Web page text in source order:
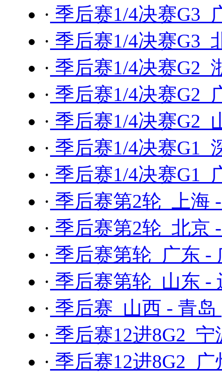
· 季后赛1/4决赛G3
· 季后赛1/4决赛G3
· 季后赛1/4决赛G2
· 季后赛1/4决赛G2
· 季后赛1/4决赛G2
· 季后赛1/4决赛G1
· 季后赛1/4决赛G1
· 季后赛第2轮 上海
· 季后赛第2轮 北京
· 季后赛第轮 广东 -
· 季后赛第轮 山东 -
· 季后赛 山西 - 青岛
· 季后赛12进8G2
· 季后赛12进8G2